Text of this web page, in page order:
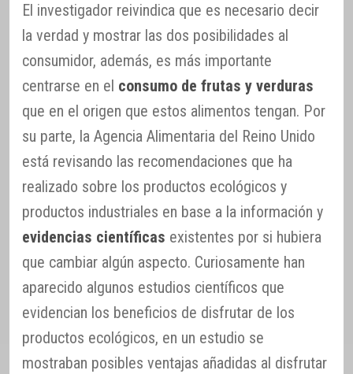
El investigador reivindica que es necesario decir
la verdad y mostrar las dos posibilidades al
consumidor, además, es más importante
centrarse en el consumo de frutas y verduras
que en el origen que estos alimentos tengan. Por
su parte, la Agencia Alimentaria del Reino Unido
está revisando las recomendaciones que ha
realizado sobre los productos ecológicos y
productos industriales en base a la información y
evidencias científicas existentes por si hubiera
que cambiar algún aspecto. Curiosamente han
aparecido algunos estudios científicos que
evidencian los beneficios de disfrutar de los
productos ecológicos, en un estudio se
mostraban posibles ventajas añadidas al disfrutar